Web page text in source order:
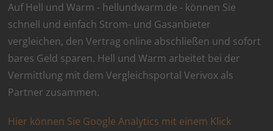
Auf Hell und Warm - hellundwarm.de - können Sie
schnell und einfach Strom- und Gasanbieter
vergleichen, den Vertrag online abschließen und sofort
bares Geld sparen. Hell und Warm arbeitet bei der
Vermittlung mit dem Vergleichsportal Verivox als
Partner zusammen.
Hier können Sie Google Analytics mit einem Klick